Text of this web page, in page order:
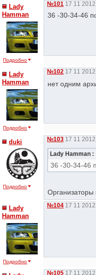
Lady
Hamman
Подробно
№101 17 11
36 -30-34-46
Lady
Hamman
Подробно
№102 17 11
нет одним
duki
Подробно
№103 17 11
Lady Hamman :
36 -30-34-46
Lady
Hamman
Подробно
№104 17 11
№105 17 11